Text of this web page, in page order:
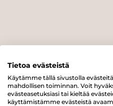
Tietoa evästeistä
Käytämme tällä sivustolla
mahdollisen toiminnan. Voit
evästeasetuksiasi tai kieltää
käyttämistämme evästeistä